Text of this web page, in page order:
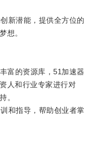
潜能，提供全方位的
想。
的资源库，51加速器
人和行业专家进行对
。
和指导，帮助创业者掌